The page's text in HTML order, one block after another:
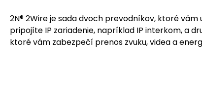
2N® 2Wire je sada dvoch prevodníkov, ktoré
pripojíte IP zariadenie, napríklad IP interkom, a
ktoré vám zabezpečí prenos zvuku, videa a